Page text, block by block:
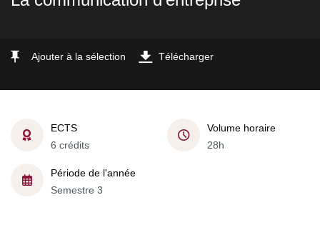
Ajouter à la sélection Télécharger
ECTS
6 crédits
Volume horaire
28h
Période de l'année
Semestre 3